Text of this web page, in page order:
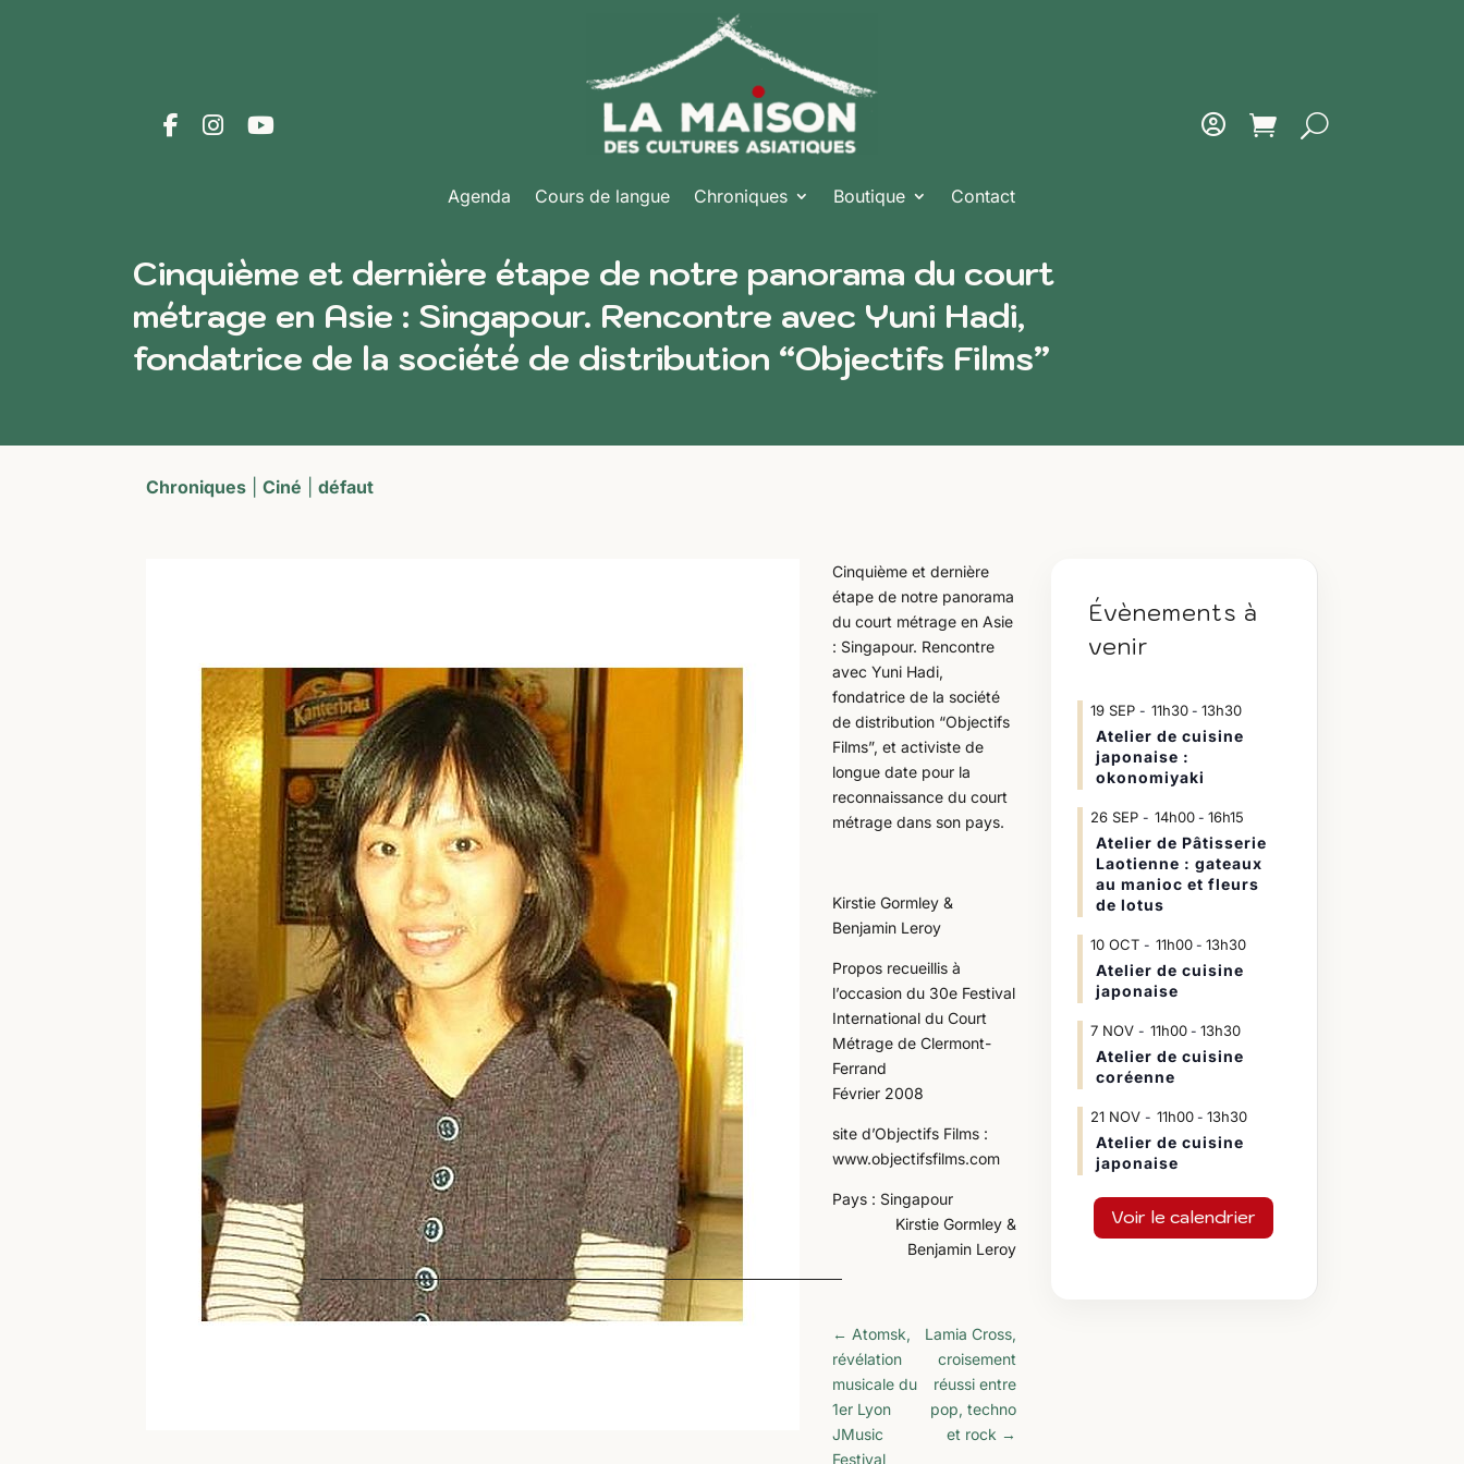
Agenda Cours de langue Chroniques Boutique Contact
Cinquième et dernière étape de notre panorama du court
métrage en Asie : Singapour. Rencontre avec Yuni Hadi,
fondatrice de la société de distribution “Objectifs Films”
Chroniques |Ciné |défaut
Cinquième et dernière
étape de notre panorama
du court métrage en Asie
: Singapour. Rencontre
avec Yuni Hadi,
fondatrice de la société
de distribution “Objectifs
Films”, et activiste de
longue date pour la
reconnaissance du court
métrage dans son pays.
Kirstie Gormley &
Benjamin Leroy
Propos recueillis à
l’occasion du 30e Festival
International du Court
Métrage de Clermont-
Ferrand
Février 2008
site d’Objectifs Films :
www.objectifsfilms.com
Pays : Singapour
Kirstie Gormley &
Benjamin Leroy
← Atomsk,
révélation
musicale du
1er Lyon
JMusic
Festival
Lamia Cross,
croisement
réussi entre
pop, techno
et rock →
Évènements à
venir
19 SEP 11h30- 13h30
Atelier de cuisine
japonaise :
okonomiyaki
26 SEP 14h00- 16h15
Atelier de Pâtisserie
Laotienne : gateaux
au manioc et fleurs
de lotus
10 OCT 11h00- 13h30
Atelier de cuisine
japonaise
7 NOV 11h00- 13h30
Atelier de cuisine
coréenne
21 NOV 11h00- 13h30
Atelier de cuisine
japonaise
Voir le calendrier